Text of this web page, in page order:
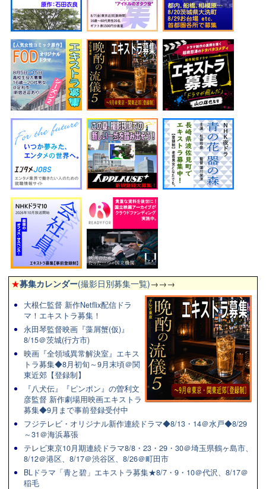
★募集カレンダー(撮影日別募集一覧)→→→
大根仁監督 新作Netflix配信ドラ
マ！エキストラ募集！
永田琴監督映画『藻屑蟹(仮)』
8/15＠茨城(行方市)
映画『全領域異常解決室』エキス
トラ募集◆8月初旬～9月末頃＠関
東近郊【登録制】
『八犬伝』『ピンポン』の曽利文
彦監督 新作劇場用映画エキストラ
募集◆9月まで事前登録受付中
フジテレビ・オリジナル新作連続ドラマ◆8/13・14＠水戸◆8/29
～31＠海浜幕張
テレビ東京10月期連続ドラマ8/8・23・29・30＠埼玉県鶴ヶ島市、
8/12＠港区、8/17＠渋谷区、8/26＠町田市
BLドラマ「青と碧」エキストラ募集★8/7・9・10＠代沢、8/17＠
稲毛